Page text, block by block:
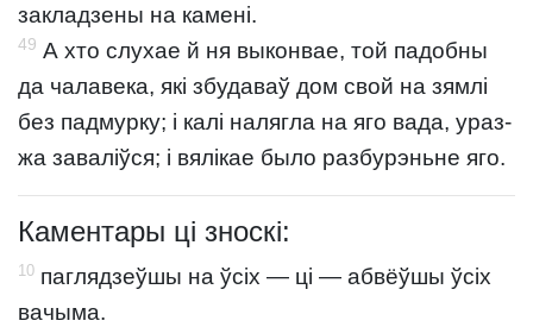
закладзены на камені.
49 А хто слухае й ня выконвае, той падобны
да чалавека, які збудаваў дом свой на зямлі
без падмурку; і калі налягла на яго вада, ураз-
жа заваліўся; і вялікае было разбурэньне яго.
Каментары ці зноскі:
10 паглядзеўшы на ўсіх — ці — абвёўшы ўсіх
вачыма.